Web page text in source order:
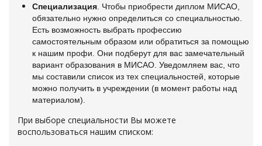
Специализация . Чтобы приобрести диплом МИСАО,
обязательно нужно определиться со специальностью.
Есть возможность выбрать профессию
самостоятельным образом или обратиться за помощью
к нашим профи. Они подберут для вас замечательный
вариант образования в МИСАО. Уведомляем вас, что
мы составили список из тех специальностей, которые
можно получить в учреждении (в момент работы над
материалом).
При выборе специальности Вы можете
воспользоваться нашим списком: